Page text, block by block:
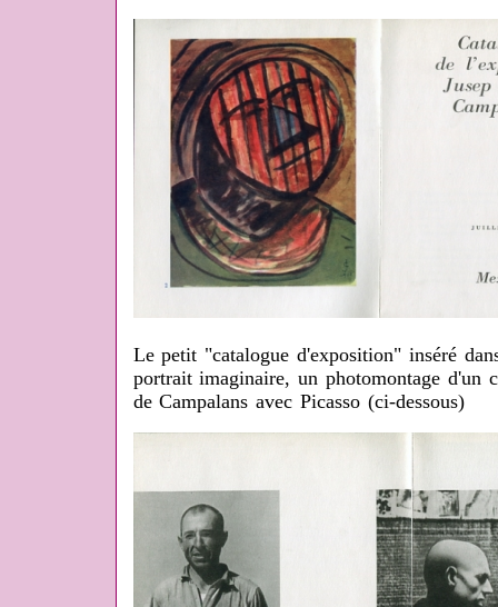
Le petit "catalogue d'exposition" inséré
portrait imaginaire, un photomontage d'un
de Campalans avec Picasso (ci-dessous)